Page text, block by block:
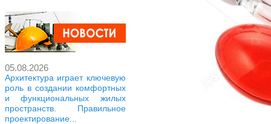
05.08.2026
Архитектура играет ключевую
роль в создании комфортных
и функциональных жилых
пространств. Правильное
проектирование...